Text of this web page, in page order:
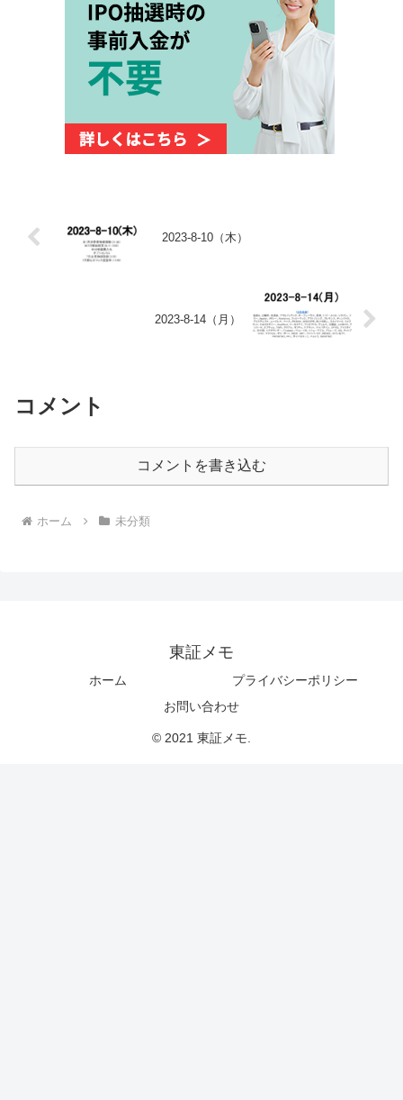
2023-8-10（木）
2023-8-14（月）
コメント
コメントを書き込む
ホーム 未分類
東証メモ
ホーム
プライバシーポリシー
お問い合わせ
© 2021 東証メモ.